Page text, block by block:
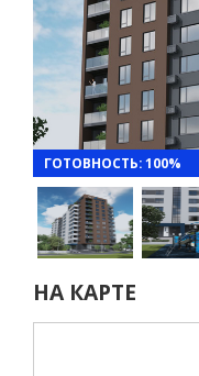
ГОТОВНОСТЬ: 100%
НА КАРТЕ